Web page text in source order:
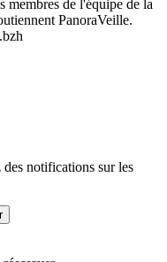
membres de l'équipe de la
PanoraVeille.
notifications sur les